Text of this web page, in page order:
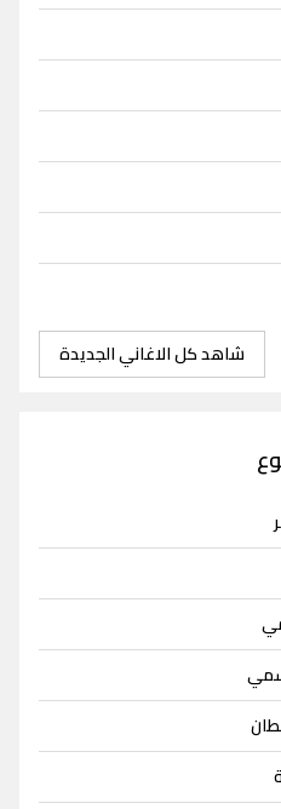
شاهد كل الاغاني الجديدة